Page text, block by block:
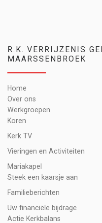
R.K. VERRIJZENIS
MAARSSENBROEK
Home
Over ons
Werkgroepen
Koren
Kerk TV
Vieringen en Activiteiten
Mariakapel
Steek een kaarsje aan
Familieberichten
Uw financiële bijdrage
Actie Kerkbalans